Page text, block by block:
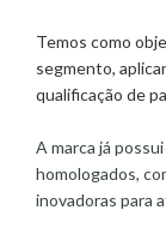
Temos como
segmento,
qualificação de
A marca já
homologados,
inovadoras para